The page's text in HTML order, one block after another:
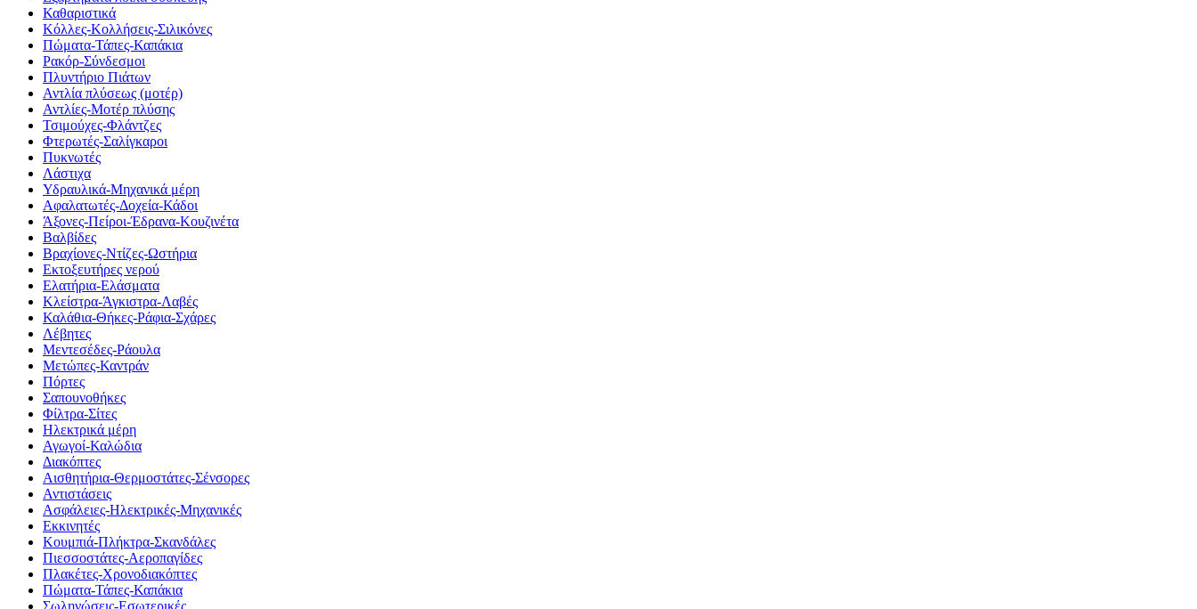
Καθαριστικά
Κόλλες-Κολλήσεις-Σιλικόνες
Πώματα-Τάπες-Καπάκια
Ρακόρ-Σύνδεσμοι
Πλυντήριο Πιάτων
Αντλία πλύσεως (μοτέρ)
Αντλίες-Μοτέρ πλύσης
Τσιμούχες-Φλάντζες
Φτερωτές-Σαλίγκαροι
Πυκνωτές
Λάστιχα
Υδραυλικά-Mηχανικά μέρη
Αφαλατωτές-Δοχεία-Κάδοι
Άξονες-Πείροι-Έδρανα-Κουζινέτα
Βαλβίδες
Βραχίονες-Ντίζες-Ωστήρια
Εκτοξευτήρες νερού
Ελατήρια-Ελάσματα
Κλείστρα-Άγκιστρα-Λαβές
Καλάθια-Θήκες-Ράφια-Σχάρες
Λέβητες
Μεντεσέδες-Ράουλα
Μετώπες-Καντράν
Πόρτες
Σαπουνοθήκες
Φίλτρα-Σίτες
Ηλεκτρικά μέρη
Αγωγοί-Καλώδια
Διακόπτες
Αισθητήρια-Θερμοστάτες-Σένσορες
Αντιστάσεις
Ασφάλειες-Ηλεκτρικές-Μηχανικές
Εκκινητές
Κουμπιά-Πλήκτρα-Σκανδάλες
Πιεσσοστάτες-Αεροπαγίδες
Πλακέτες-Χρονοδιακόπτες
Πώματα-Τάπες-Καπάκια
Σωληνώσεις-Εσωτερικές